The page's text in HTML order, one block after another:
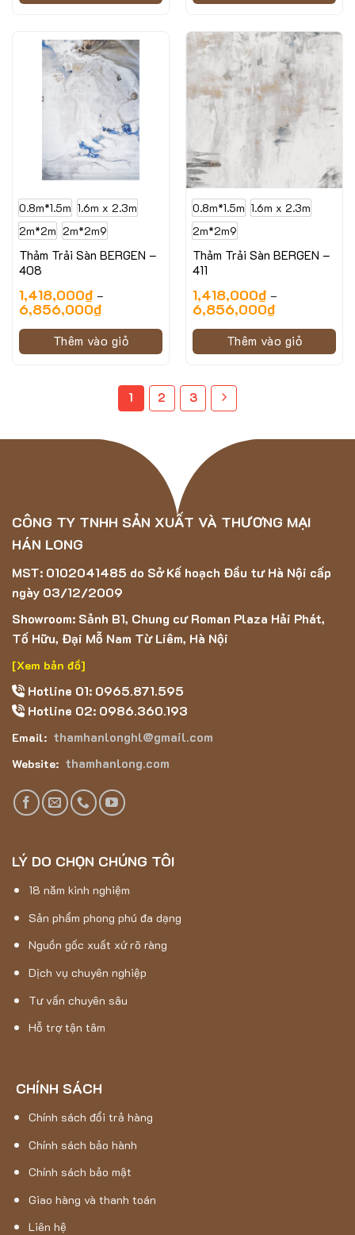
0.8m*1.5m 1.6m x 2.3m
2m*2m 2m*2m9
Thảm Trải Sàn BERGEN –
408
1,418,000₫–
6,856,000₫
Thêm vào giỏ
0.8m*1.5m 1.6m x 2.3m
2m*2m9
Thảm Trải Sàn BERGEN –
411
1,418,000₫–
6,856,000₫
Thêm vào giỏ
1 2 3
CÔNG TY TNHH SẢN XUẤT VÀ THƯƠNG MẠI
HÁN LONG
MST: 0102041485 do Sở Kế hoạch Đầu tư Hà Nội cấp
ngày 03/12/2009
Showroom: Sảnh B1, Chung cư Roman Plaza Hải Phát,
Tố Hữu, Đại Mỗ Nam Từ Liêm, Hà Nội
[Xem bản đồ]
Hotline 01: 0965.871.595
Hotline 02: 0986.360.193
Email: thamhanlonghl@gmail.com
Website: thamhanlong.com
LÝ DO CHỌN CHÚNG TÔI
18 năm kinh nghiệm
Sản phẩm phong phú đa dạng
Nguồn gốc xuất xứ rõ ràng
Dịch vụ chuyên nghiệp
Tư vấn chuyên sâu
Hỗ trợ tận tâm
CHÍNH SÁCH
Chính sách đổi trả hàng
Chính sách bảo hành
Chính sách bảo mật
Giao hàng và thanh toán
Liên hệ